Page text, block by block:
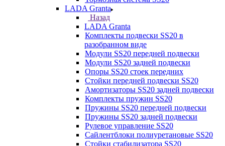
LADA Granta
Назад
LADA Granta
Комплекты подвески SS20 в
разобранном виде
Модули SS20 передней подвески
Модули SS20 задней подвески
Опоры SS20 стоек передних
Стойки передней подвески SS20
Амортизаторы SS20 задней подвески
Комплекты пружин SS20
Пружины SS20 передней подвески
Пружины SS20 задней подвески
Рулевое управление SS20
Сайлентблоки полиуретановые SS20
Стойки стабилизатора SS20